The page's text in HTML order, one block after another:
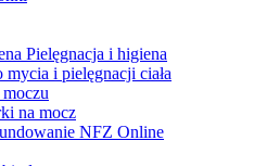
Pielęgnacja i higiena
i pielęgnacji ciała
na mocz
NFZ Online